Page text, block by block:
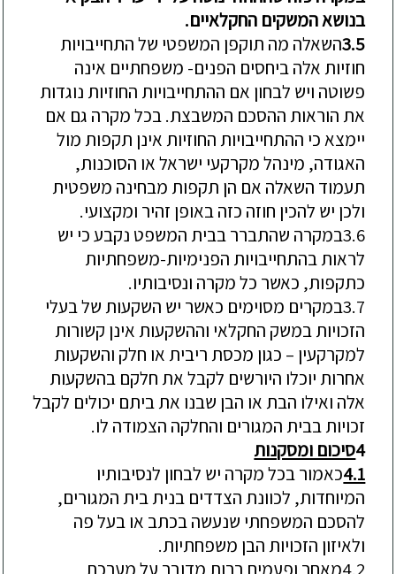
בנושא המשקים החקלאיים.
3.5השאלה מה תוקפן המשפטי של התחייבויות
חוזיות אלה ביחסים הפנים- משפחתיים אינה
פשוטה ויש לבחון אם ההתחייבויות החוזיות נוגדות
את הוראות ההסכם המשבצת. בכל מקרה גם אם
יימצא כי ההתחייבויות החוזיות אינן תקפות מול
האגודה, מינהל מקרקעי ישראל או הסוכנות,
תעמוד השאלה אם הן תקפות מבחינה משפטית
ולכן יש להכין חוזה כזה באופן זהיר ומקצועי.
3.6במקרה שהתברר בבית המשפט נקבעכי יש
לראות בהתחייבויות הפנימיות-משפחתיות
כתקפות, כאשר כל מקרה ונסיבותיו.
3.7במקרים מסוימים כאשר יש השקעות של בעלי
הזכויות במשק החקלאי וההשקעות אינן קשורות
למקרקעין – כגון מכסת ריבית או חלק והשקעות
אחרות יוכלו היורשים לקבל את חלקם בהשקעות
אלה ואילו הבת או הבן שבנו את ביתם יכולים לקבל
זכויות בבית המגורים והחלקה הצמודה לו.
4סיכום ומסקנות
4.1כאמור בכל מקרה יש לבחון לנסיבותיו
המיוחדות, לכוונת הצדדים בנית בית המגורים,
להסכם המשפחתי שנעשה בכתב או בעל פה
ולאיזון הזכויות הבן משפחתיות.
4.2מאחר ופעמים רבות מדובר על מערכת